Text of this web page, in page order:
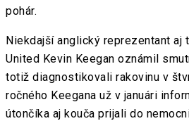
pohár.
Niekdajší anglický reprezentant aj
United Kevin Keegan oznámil
totiž diagnostikovali rakovinu v
ročného Keegana už v januári
útončíka aj kouča prijali do